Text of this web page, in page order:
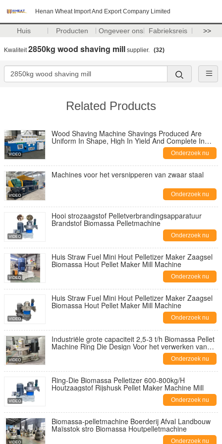
Henan Wheat Import And Export Company Limited
Huis Producten Ongeveer ons Fabrieksreis >>
Kwaliteit2850kg wood shaving mill supplier. (32)
Related Products
Wood Shaving Machine Shavings Produced Are
Uniform In Shape, High In Yield And Complete In
Onderzoek nu
Machines voor het versnipperen van zwaar staal
Onderzoek nu
Hooi strozaagstof Pelletverbrandingsapparatuur
Brandstof Biomassa Pelletmachine
Onderzoek nu
Huis Straw Fuel Mini Hout Pelletizer Maker Zaagsel
Biomassa Hout Pellet Maker Mill Machine
Onderzoek nu
Huis Straw Fuel Mini Hout Pelletizer Maker Zaagsel
Biomassa Hout Pellet Maker Mill Machine
Onderzoek nu
Industriële grote capaciteit 2,5-3 t/h Biomassa Pellet
Machine Ring Die Design Voor het verwerken van
Onderzoek nu
Ring-Die Biomassa Pelletizer 600-800kg/H
Houtzaagstof Rijshusk Pellet Maker Machine Mill
Onderzoek nu
Biomassa-pelletmachine Boerderij Afval Landbouw
Maïsstok stro Biomassa Houtpelletmachine
Onderzoek nu